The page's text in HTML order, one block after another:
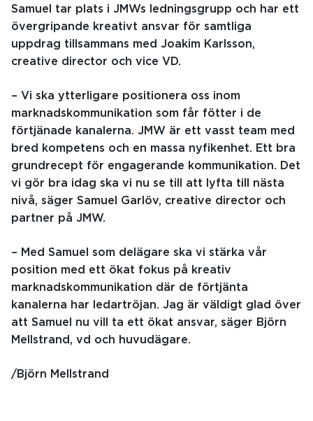
Samuel tar plats i JMWs ledningsgrupp och har ett
övergripande kreativt ansvar för samtliga
uppdrag tillsammans med Joakim Karlsson,
creative director och vice VD.
– Vi ska ytterligare positionera oss inom
marknadskommunikation som får fötter i de
förtjänade kanalerna. JMW är ett vasst team med
bred kompetens och en massa nyfikenhet. Ett bra
grundrecept för engagerande kommunikation. Det
vi gör bra idag ska vi nu se till att lyfta till nästa
nivå, säger Samuel Garlöv, creative director och
partner på JMW.
– Med Samuel som delägare ska vi stärka vår
position med ett ökat fokus på kreativ
marknadskommunikation där de förtjänta
kanalerna har ledartröjan. Jag är väldigt glad över
att Samuel nu vill ta ett ökat ansvar, säger Björn
Mellstrand, vd och huvudägare.
/Björn Mellstrand